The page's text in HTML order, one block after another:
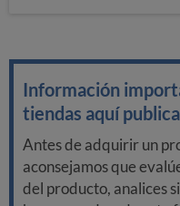
Información
tiendas aquí
Antes de adquirir un
aconsejamos que
del producto, analices